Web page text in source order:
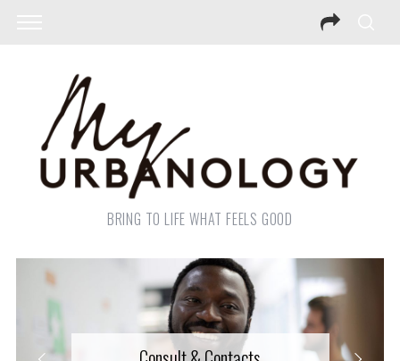
BRING TO LIFE WHAT FEELS GOOD